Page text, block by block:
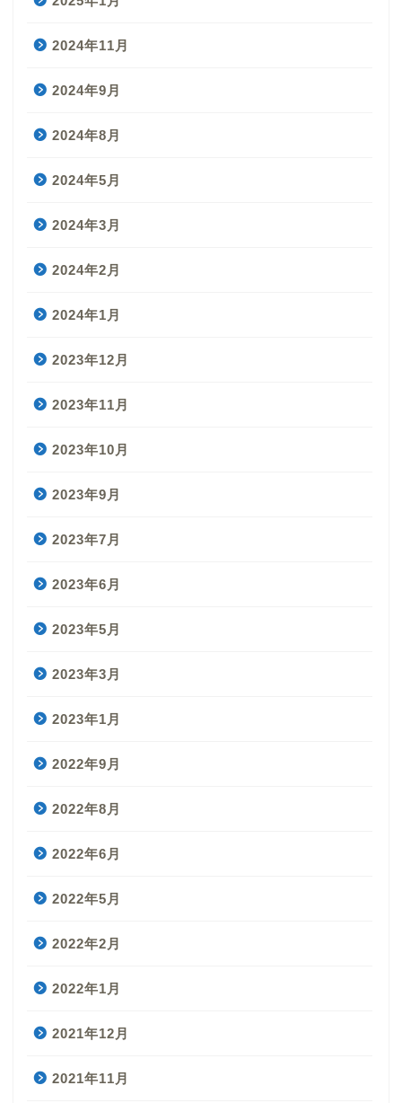
2024年11月
2024年9月
2024年8月
2024年5月
2024年3月
2024年2月
2024年1月
2023年12月
2023年11月
2023年10月
2023年9月
2023年7月
2023年6月
2023年5月
2023年3月
2023年1月
2022年9月
2022年8月
2022年6月
2022年5月
2022年2月
2022年1月
2021年12月
2021年11月